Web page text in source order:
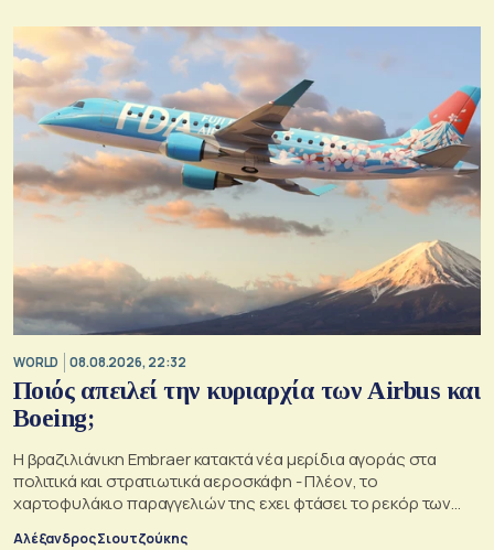
WORLD 08.08.2026, 22:32
Ποιός απειλεί την κυριαρχία των Airbus και
Boeing;
Η βραζιλιάνικη Embraer κατακτά νέα μερίδια αγοράς στα
πολιτικά και στρατιωτικά αεροσκάφη - Πλέον, το
χαρτοφυλάκιο παραγγελιών της εχει φτάσει το ρεκόρ των
34,5 δισ. δολαρίων
Αλέξανδρος Σιουτζούκης